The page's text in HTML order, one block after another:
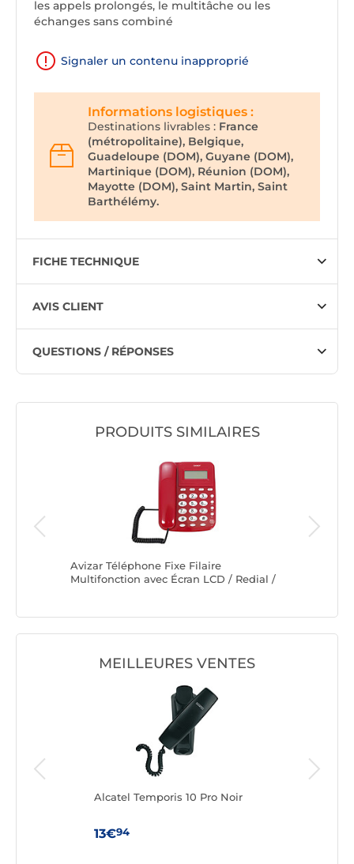
les appels prolongés, le multitâche ou les
échanges sans combiné
Signaler un contenu inapproprié
Informations logistiques :
Destinations livrables : France
(métropolitaine), Belgique,
Guadeloupe (DOM), Guyane (DOM),
Martinique (DOM), Réunion (DOM),
Mayotte (DOM), Saint Martin, Saint
Barthélémy.
FICHE TECHNIQUE
AVIS CLIENT
QUESTIONS / RÉPONSES
PRODUITS SIMILAIRES
Avizar Téléphone Fixe Filaire
Multifonction avec Écran LCD / Redial /
MEILLEURES VENTES
Alcatel Temporis 10 Pro Noir
13€94